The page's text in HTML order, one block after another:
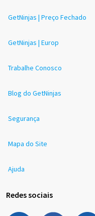
GetNinjas | Preço Fechado
GetNinjas | Europ
Trabalhe Conosco
Blog do GetNinjas
Segurança
Mapa do Site
Ajuda
Redes sociais